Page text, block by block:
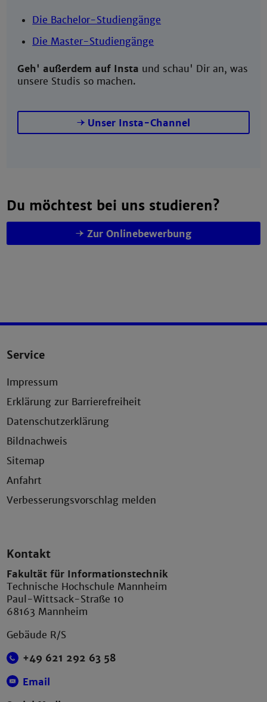
Die Bachelor-Studiengänge
Die Master-Studiengänge
Geh' außerdem auf Insta und schau' Dir an, was
unsere Studis so machen.
Unser Insta-Channel
Du möchtest bei uns studieren?
Zur Onlinebewerbung
Service
Impressum
Erklärung zur Barrierefreiheit
Datenschutzerklärung
Bildnachweis
Sitemap
Anfahrt
Verbesserungsvorschlag melden
Kontakt
Fakultät für Informationstechnik
Technische Hochschule Mannheim
Paul-Wittsack-Straße 10
68163 Mannheim
Gebäude R/S
+49 621 292 63 58
Email